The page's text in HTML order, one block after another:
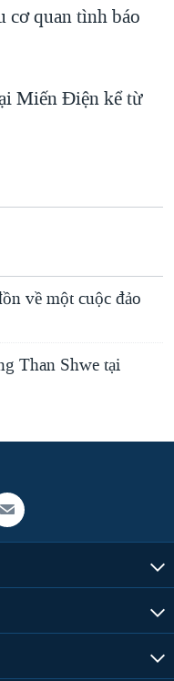
cơ quan tình báo
Miến Điện kể từ
về một cuộc đảo
Than Shwe tại